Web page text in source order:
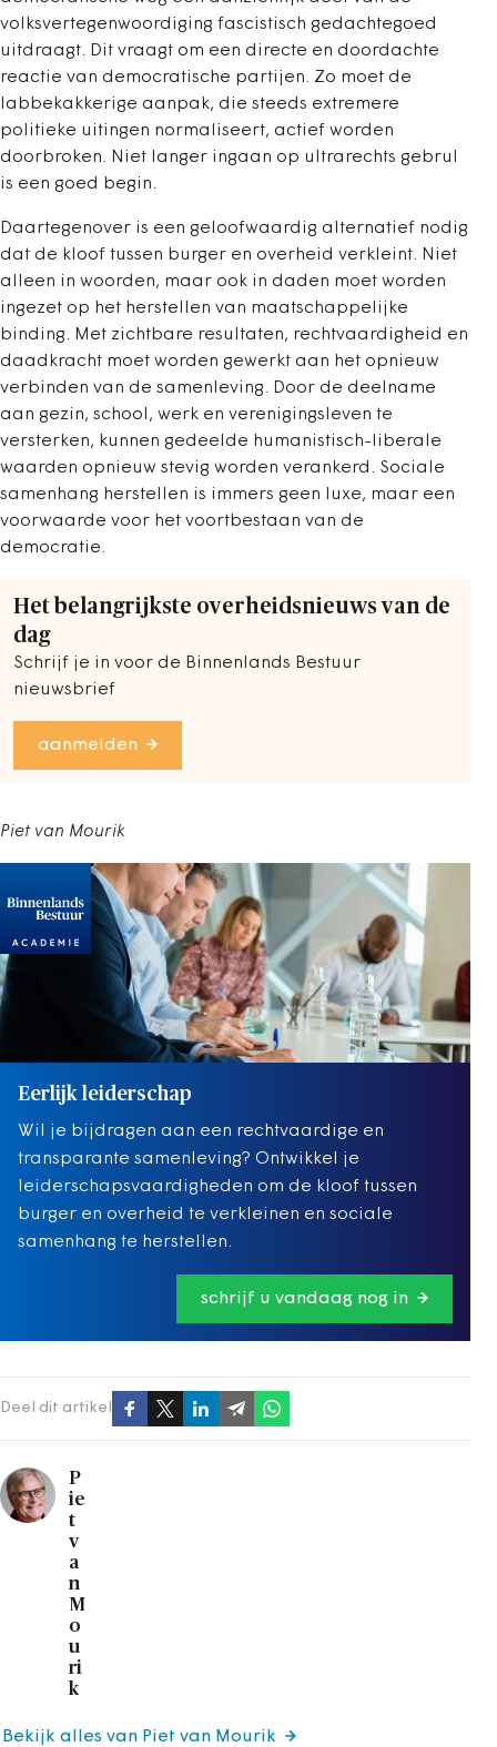
volksvertegenwoordiging fascistisch gedachtegoed
uitdraagt. Dit vraagt om een directe en doordachte
reactie van democratische partijen. Zo moet de
labbekakkerige aanpak, die steeds extremere
politieke uitingen normaliseert, actief worden
doorbroken. Niet langer ingaan op ultrarechts gebrul
is een goed begin.
Daartegenover is een geloofwaardig alternatief nodig
dat de kloof tussen burger en overheid verkleint. Niet
alleen in woorden, maar ook in daden moet worden
ingezet op het herstellen van maatschappelijke
binding. Met zichtbare resultaten, rechtvaardigheid en
daadkracht moet worden gewerkt aan het opnieuw
verbinden van de samenleving. Door de deelname
aan gezin, school, werk en verenigingsleven te
versterken, kunnen gedeelde humanistisch-liberale
waarden opnieuw stevig worden verankerd. Sociale
samenhang herstellen is immers geen luxe, maar een
voorwaarde voor het voortbestaan van de
democratie.
Het belangrijkste overheidsnieuws van de
dag
Schrijf je in voor de Binnenlands Bestuur
nieuwsbrief
aanmelden
Piet van Mourik
Eerlijk leiderschap
Wil je bijdragen aan een rechtvaardige en
transparante samenleving? Ontwikkel je
leiderschapsvaardigheden om de kloof tussen
burger en overheid te verkleinen en sociale
samenhang te herstellen.
schrijf u vandaag nog in
Deel dit artikel
P
ie
t
v
a
n
M
o
u
ri
k
Bekijk alles van Piet van Mourik